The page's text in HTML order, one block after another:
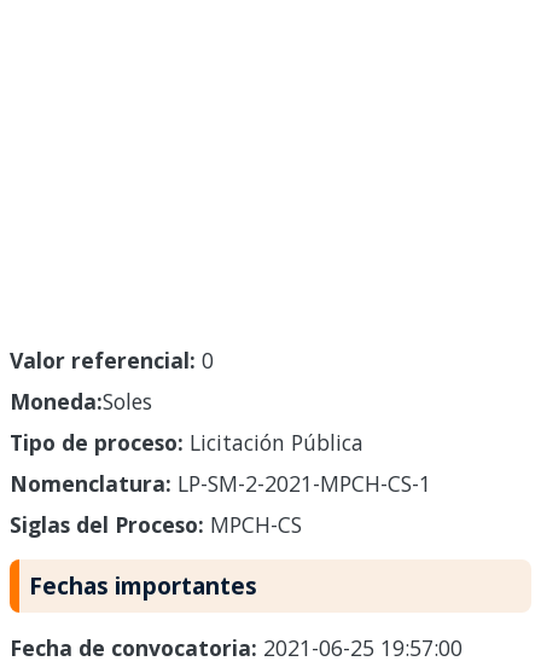
Valor referencial: 0
Moneda:Soles
Tipo de proceso: Licitación Pública
Nomenclatura: LP-SM-2-2021-MPCH-CS-1
Siglas del Proceso: MPCH-CS
Fechas importantes
Fecha de convocatoria: 2021-06-25 19:57:00